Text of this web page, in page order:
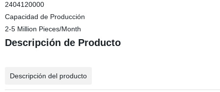
2404120000
Capacidad de Producción
2-5 Million Pieces/Month
Descripción de Producto
Descripción del producto